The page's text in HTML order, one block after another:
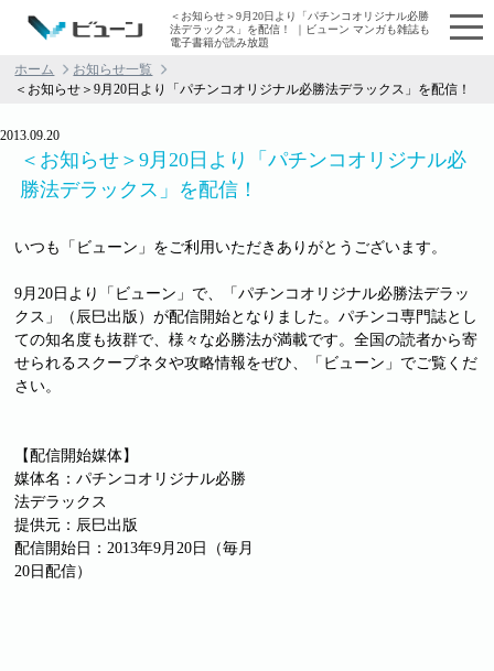
＜お知らせ＞9月20日より「パチンコオリジナル必勝
法デラックス」を配信！ ｜ビューン マンガも雑誌も
電子書籍が読み放題
ホーム
お知らせ一覧
＜お知らせ＞9月20日より「パチンコオリジナル必勝法デラックス」を配信！
2013.09.20
＜お知らせ＞9月20日より「パチンコオリジナル必
勝法デラックス」を配信！
いつも「ビューン」をご利用いただきありがとうございます。
9月20日より「ビューン」で、「パチンコオリジナル必勝法デラッ
クス」（辰巳出版）が配信開始となりました。パチンコ専門誌とし
ての知名度も抜群で、様々な必勝法が満載です。全国の読者から寄
せられるスクープネタや攻略情報をぜひ、「ビューン」でご覧くだ
さい。
【配信開始媒体】
媒体名：パチンコオリジナル必勝
法デラックス
提供元：辰巳出版
配信開始日：2013年9月20日（毎月
20日配信）